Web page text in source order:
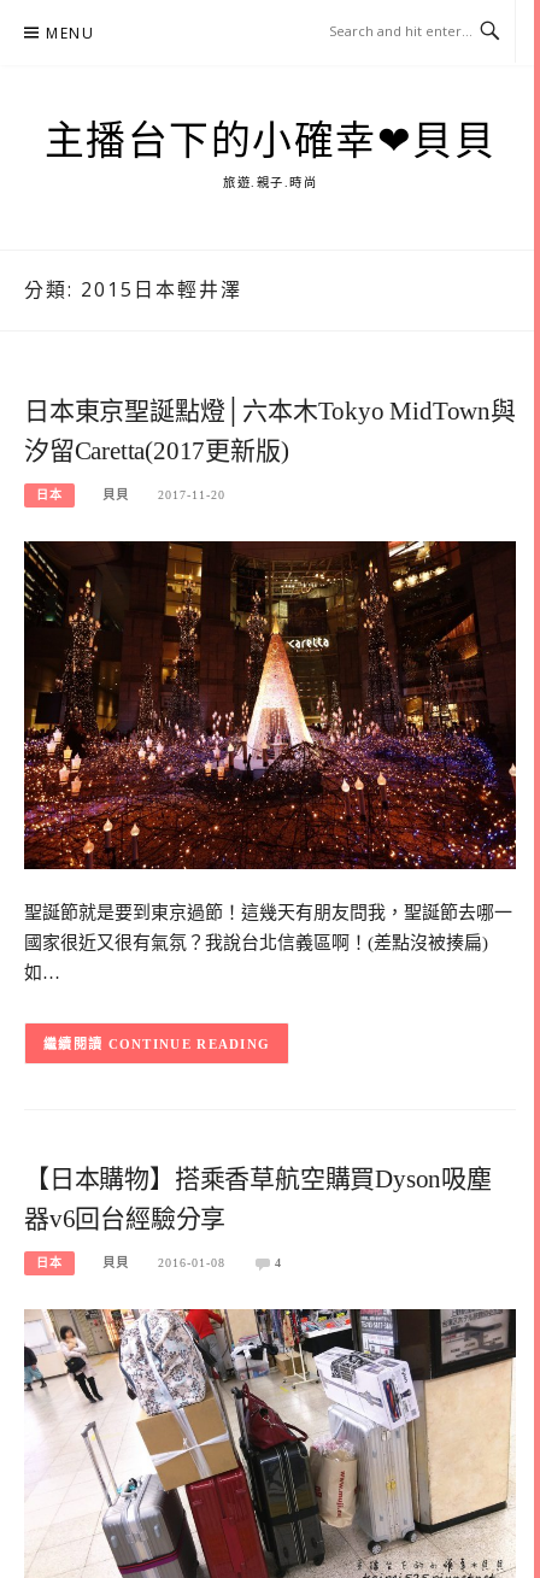
MENU
主播台下的小確幸❤貝貝
旅遊.親子.時尚
分類: 2015日本輕井澤
日本東京聖誕點燈│六本木Tokyo MidTown與
汐留Caretta(2017更新版)
日本 貝貝 2017-11-20
聖誕節就是要到東京過節！這幾天有朋友問我，聖誕節去哪一
國家很近又很有氣氛？我說台北信義區啊！(差點沒被揍扁)
如…
CONTINUE READING
【日本購物】搭乘香草航空購買Dyson吸塵
器v6回台經驗分享
日本 貝貝 2016-01-08 4